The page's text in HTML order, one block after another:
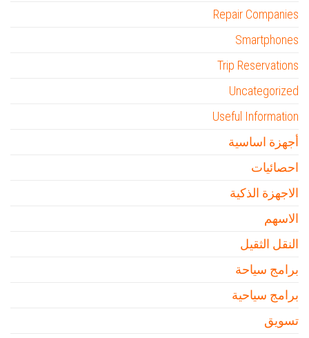
Repair Companies
Smartphones
Trip Reservations
Uncategorized
Useful Information
أجهزة اساسية
احصائيات
الاجهزة الذكية
الاسهم
النقل الثقيل
برامج سياحة
برامج سياحية
تسويق